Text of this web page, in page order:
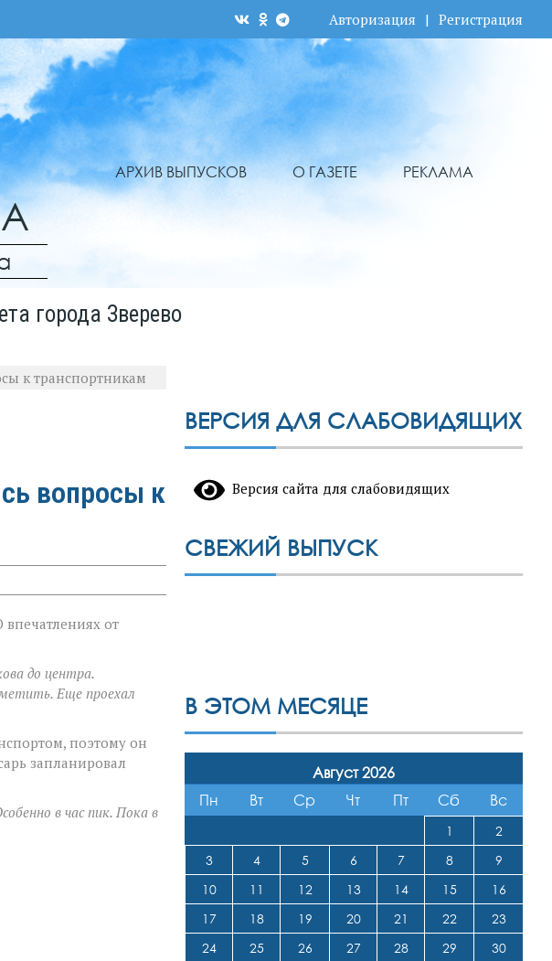
Авторизация | Регистрация
АРХИВ ВЫПУСКОВ О ГАЗЕТЕ РЕКЛАМА
города Зверево
к транспортникам
вопросы к
от
до центра.
Еще проехал
поэтому он
запланировал
в час пик. Пока в
ВЕРСИЯ ДЛЯ СЛАБОВИДЯЩИХ
Версия сайта для слабовидящих
СВЕЖИЙ ВЫПУСК
В ЭТОМ МЕСЯЦЕ
Август 2026
Пн
Вт Ср Чт Пт Сб Вс
1
2
3
4 5 6 7 8
9
10
11 12 13 14 15
16
17
18 19 20 21 22
23
24
25 26 27 28 29
30